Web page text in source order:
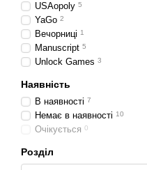
USAopoly 5
YaGo 2
Вечорниці 1
Manuscript 5
Unlock Games 3
Наявність
В наявності 7
Немає в наявності 10
Очікується 0
Розділ